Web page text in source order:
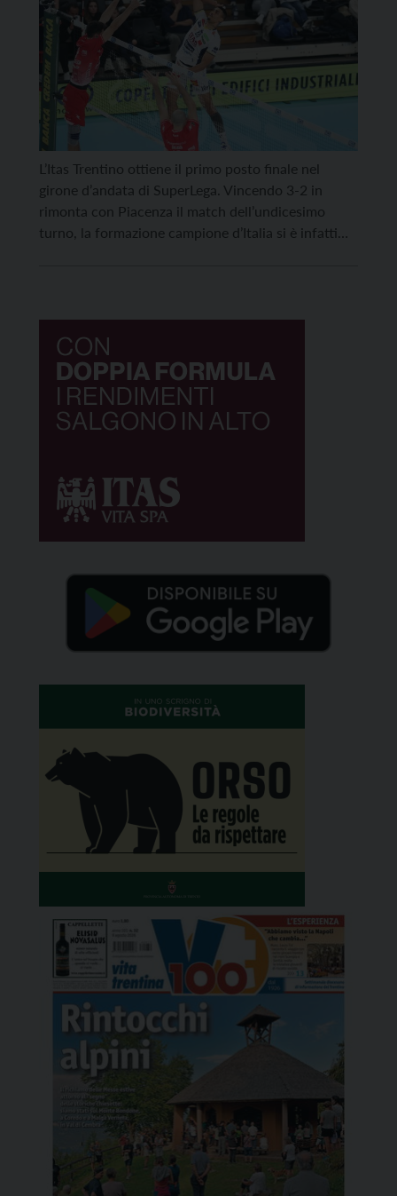
L’Itas Trentino ottiene il primo posto finale nel
girone d’andata di SuperLega. Vincendo 3-2 in
rimonta con Piacenza il match dell’undicesimo
turno, la formazione campione d’Italia si è infatti
ad un migliore […]